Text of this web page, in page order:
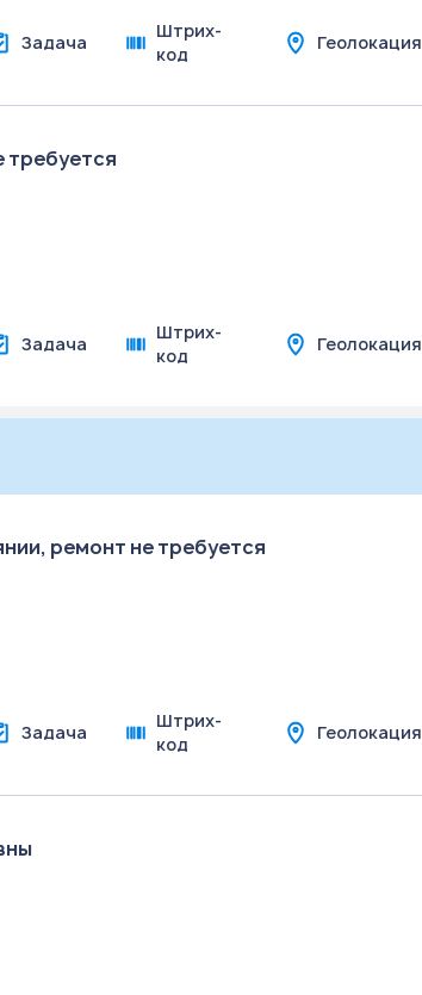
Задача
Штрих-
код
Геолокация
требуется
Задача
Штрих-
код
Геолокация
ремонт не требуется
Задача
Штрих-
код
Геолокация